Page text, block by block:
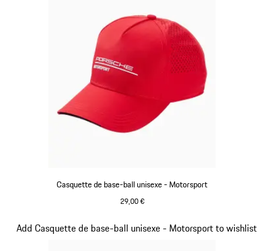
Casquette de base-ball unisexe - Motorsport
29,00 €
Add Casquette de base-ball unisexe - Motorsport to wishlist
Diapositive 3 sur 20